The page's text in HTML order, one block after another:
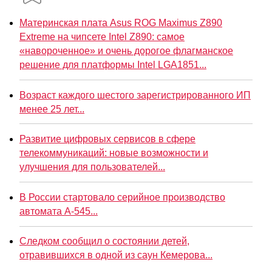
Материнская плата Asus ROG Maximus Z890
Extreme на чипсете Intel Z890: самое
«навороченное» и очень дорогое флагманское
решение для платформы Intel LGA1851...
Возраст каждого шестого зарегистрированного ИП
менее 25 лет...
Развитие цифровых сервисов в сфере
телекоммуникаций: новые возможности и
улучшения для пользователей...
В России стартовало серийное производство
автомата А-545...
Следком сообщил о состоянии детей,
отравившихся в одной из саун Кемерова...